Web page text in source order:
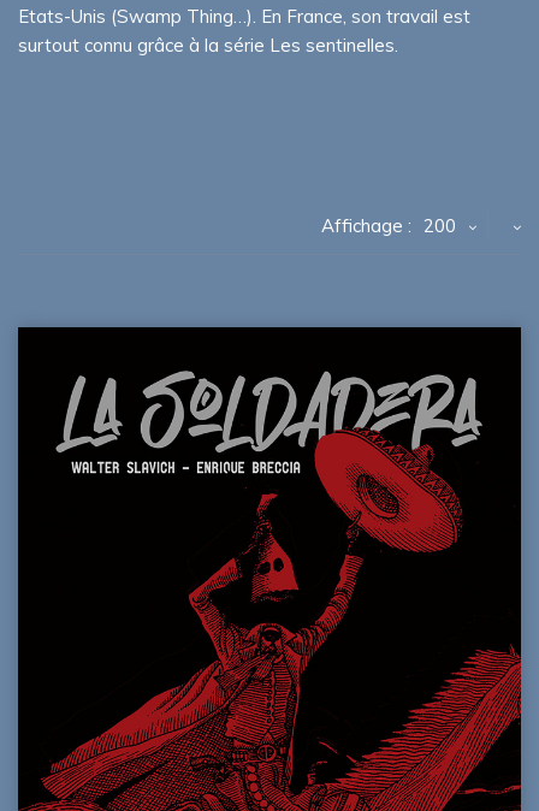
Etats-Unis (Swamp Thing…). En France, son travail est
surtout connu grâce à la série Les sentinelles.
Affichage : 200